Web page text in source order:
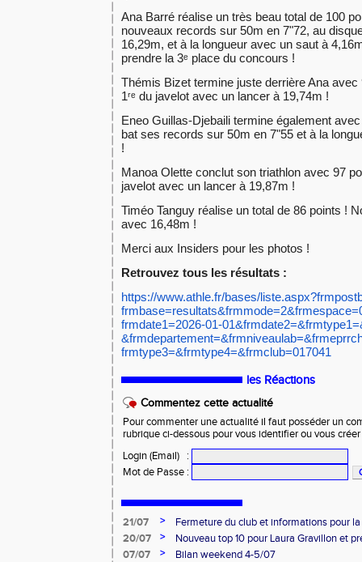
Ana Barré réalise un très beau total de 100
nouveaux records sur 50m en 7"72, au
16,29m, et à la longueur avec un saut à
prendre la 3ᵉ place du concours !
Thémis Bizet termine juste derrière Ana
1ʳᵉ du javelot avec un lancer à 19,74m !
Eneo Guillas-Djebaili termine également
bat ses records sur 50m en 7"55 et à la
!
Manoa Olette conclut son triathlon avec 97
javelot avec un lancer à 19,87m !
Timéo Tanguy réalise un total de 86 points !
avec 16,48m !
Merci aux Insiders pour les photos !
Retrouvez tous les résultats :
https://www.athle.fr/bases/
frmbase=resultats&frmmode=2&
frmdate1=2026-01-01&frmdate2=&
&frmdepartement=&frmniveaulab=
frmtype3=&frmtype4=&frmclub=017041
les Réactions
Commentez cette actualité
Pour commenter une actualité il faut posséder un
rubrique ci-dessous pour vous identifier ou vous
Login (Email)
:
Mot de Passe :
21/07 >
Fermeture du club et informations pour
20/07
>
Nouveau top 10 pour Laura Gravillon et
Alexandre Marc !
07/07 >
Bilan weekend 4-5/07